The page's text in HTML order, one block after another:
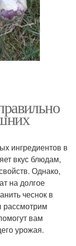
ингредиентов в
вкус блюдам,
Однако,
на долгое
чеснок в
рассмотрим
вам
урожая.